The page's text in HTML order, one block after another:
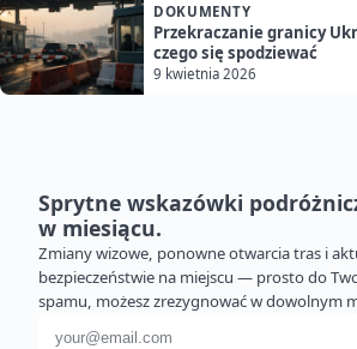
DOKUMENTY
Przekraczanie granicy
czego się spodziewać
9 kwietnia 2026
Sprytne wskazówki
w miesiącu.
Zmiany wizowe, ponowne otwarcia tras i
bezpieczeństwie na miejscu — prosto do
spamu, możesz zrezygnować w dowolnym
Adres e-mail